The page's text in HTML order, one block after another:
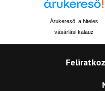
Árukereső, a hiteles
vásárlási kalauz